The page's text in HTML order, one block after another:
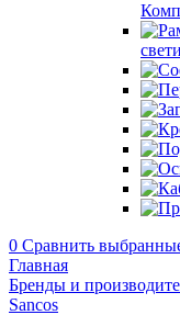
0 Сравнить
Главная
Бренды и
Sancos